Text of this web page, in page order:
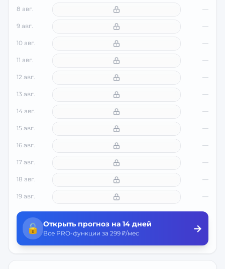
8 авг. —
9 авг. —
10 авг. —
11 авг. —
12 авг. —
13 авг. —
14 авг. —
15 авг. —
16 авг. —
17 авг. —
18 авг. —
19 авг. —
🔓 Открыть прогноз на 14 дней
Все PRO-функции за 299 ₽/мес →